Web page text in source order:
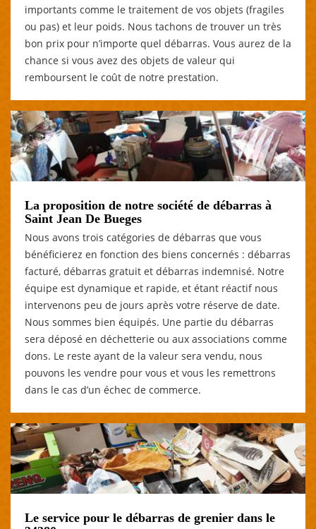
importants comme le traitement de vos objets (fragiles
ou pas) et leur poids. Nous tachons de trouver un très
bon prix pour n’importe quel débarras. Vous aurez de la
chance si vous avez des objets de valeur qui
remboursent le coût de notre prestation.
La proposition de notre société de débarras à
Saint Jean De Bueges
Nous avons trois catégories de débarras que vous
bénéficierez en fonction des biens concernés : débarras
facturé, débarras gratuit et débarras indemnisé. Notre
équipe est dynamique et rapide, et étant réactif nous
intervenons peu de jours après votre réserve de date.
Nous sommes bien équipés. Une partie du débarras
sera déposé en déchetterie ou aux associations comme
dons. Le reste ayant de la valeur sera vendu, nous
pouvons les vendre pour vous et vous les remettrons
dans le cas d’un échec de commerce.
Le service pour le débarras de grenier dans le